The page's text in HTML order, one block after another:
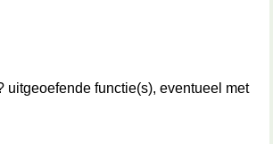
uitgeoefende functie(s), eventueel met